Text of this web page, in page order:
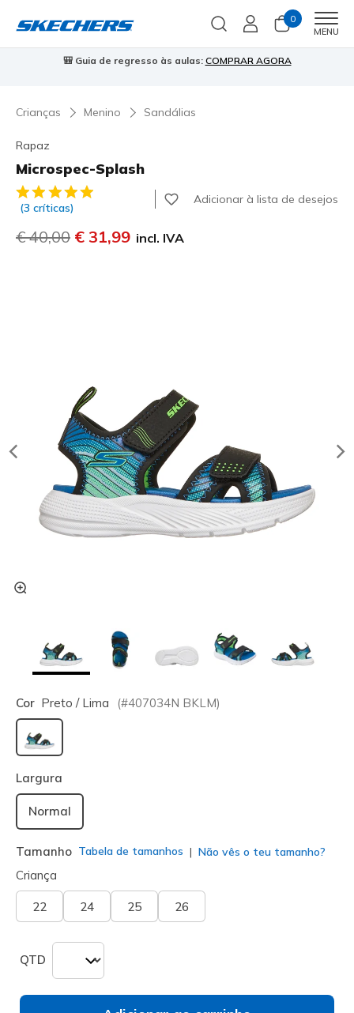
0
MENU
Skechers VIP:45 dias de devolução para membrosInscreve-te
Crianças Menino Sandálias
Rapaz
Microspec-Splash
5 de 5 – Classificação do cliente
(3 críticas)
Adicionar à lista de desejos
Preço com desconto de
€ 40,00 para
€ 31,99 incl. IVA
Cor Preto / Lima (#407034N BKLM)
selecionado
Largura
Normal
Tamanho Tabela de tamanhos Não vês o teu tamanho?
Criança
22 24 25 26
QTD